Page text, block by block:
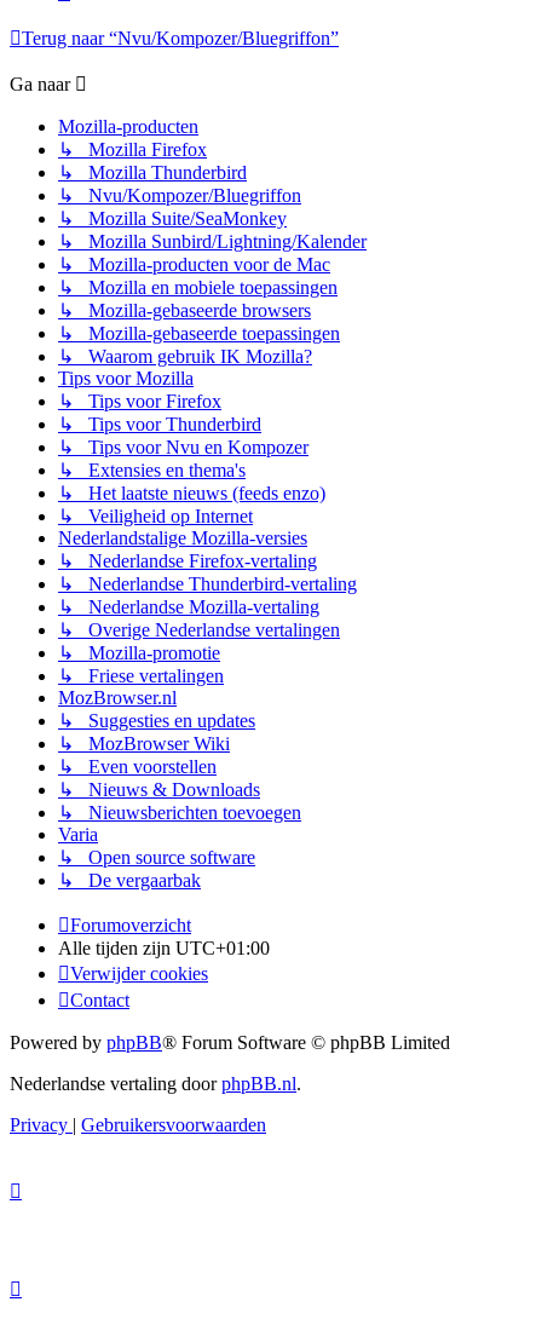
Terug naar “Nvu/Kompozer/Bluegriffon”
Ga naar
Mozilla-producten
↳ Mozilla Firefox
↳ Mozilla Thunderbird
↳ Nvu/Kompozer/Bluegriffon
↳ Mozilla Suite/SeaMonkey
↳ Mozilla Sunbird/Lightning/Kalender
↳ Mozilla-producten voor de Mac
↳ Mozilla en mobiele toepassingen
↳ Mozilla-gebaseerde browsers
↳ Mozilla-gebaseerde toepassingen
↳ Waarom gebruik IK Mozilla?
Tips voor Mozilla
↳ Tips voor Firefox
↳ Tips voor Thunderbird
↳ Tips voor Nvu en Kompozer
↳ Extensies en thema's
↳ Het laatste nieuws (feeds enzo)
↳ Veiligheid op Internet
Nederlandstalige Mozilla-versies
↳ Nederlandse Firefox-vertaling
↳ Nederlandse Thunderbird-vertaling
↳ Nederlandse Mozilla-vertaling
↳ Overige Nederlandse vertalingen
↳ Mozilla-promotie
↳ Friese vertalingen
MozBrowser.nl
↳ Suggesties en updates
↳ MozBrowser Wiki
↳ Even voorstellen
↳ Nieuws & Downloads
↳ Nieuwsberichten toevoegen
Varia
↳ Open source software
↳ De vergaarbak
Forumoverzicht
Alle tijden zijn UTC+01:00
Verwijder cookies
Contact
Powered by phpBB® Forum Software © phpBB Limited
Nederlandse vertaling doorphpBB.nl.
Privacy | Gebruikersvoorwaarden